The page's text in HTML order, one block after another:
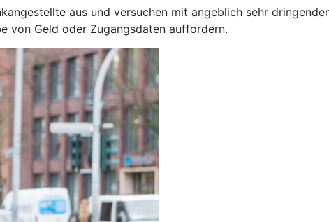
aus und versuchen mit angeblich sehr
von Geld oder Zugangsdaten auffordern.